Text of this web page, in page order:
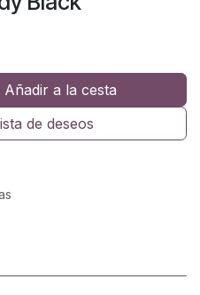
Añadir a la cesta
de deseos